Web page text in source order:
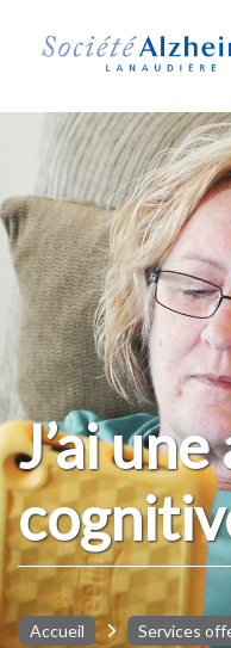
J’ai
Accueil Services